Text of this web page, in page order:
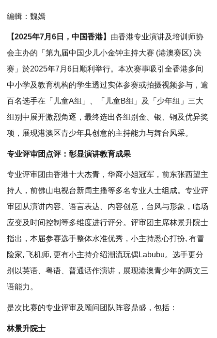
編輯：魏嫣
【2025年7月6日，中国香港】 由香港专业演讲及培训师协
会主办的「第九届中国少儿小金钟主持大赛 (港澳赛区) 决
赛」於2025年7月6日顺利举行。本次赛事吸引全香港多间
中小学及教育机构的学生透过实体参赛或拍摄视频参与，逾
百名选手在「儿童A组」、「儿童B组」及「少年组」三大
组别中展开激烈角逐，最终选出各组别金、银、铜及优异奖
项，展现港澳区青少年具创意的主持能力与舞台风采。
专业评审团点评：彰显演讲教育成果
专业评审团由香港十大杰青，华裔小姐冠军，前东张西望主
持人，前佛山电视台新闻主播等多名专业人士组成。专业评
审团从演讲内容、语言表达、内容创意，台风与形象，临场
应变及时间控制等多维度进行评分。评审团主席林景升院士
指出，本届参赛选手整体水准优秀，小主持悉心打扮, 有冒
险家, 飞机师, 更有小主持介绍潮流玩偶Labubu。选手更分
别以英语、粤语、普通话作演讲，展现港澳青少年的两文三
语能力。
是次比赛的专业评审及顾问团队阵容鼎盛，包括：
林景升院士